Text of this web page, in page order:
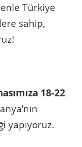
Türkiye
sahip,
18-22
yapıyoruz.